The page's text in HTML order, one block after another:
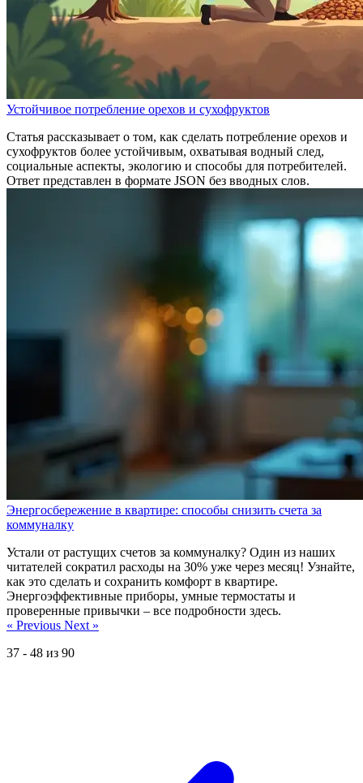
Устойчивое потребление орехов и сухофруктов
Статья рассказывает о том, как сделать потребление орехов и
сухофруктов более устойчивым, охватывая водный след,
социальные аспекты, экологию и способы для потребителей.
Ответ представлен в формате JSON без вводных слов.
Энергосбережение в квартире: способы снизить счета за
коммуналку
Устали от растущих счетов за коммуналку? Один из наших
читателей сократил расходы на 30% уже через месяц! Узнайте,
как это сделать и сохранить комфорт в квартире.
Энергоэффективные приборы, умные термостаты и
проверенные привычки – все подробности здесь.
« Previous Next »
37 - 48 из 90